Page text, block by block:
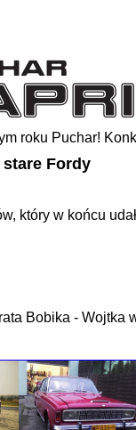
roku Puchar!
Fordy
który w końcu
Bobika -